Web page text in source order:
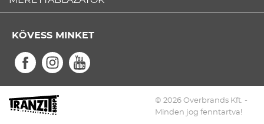
KÖVESS MINKET
© 2026 Overbrands Kft. -
Minden jog fenntartva!